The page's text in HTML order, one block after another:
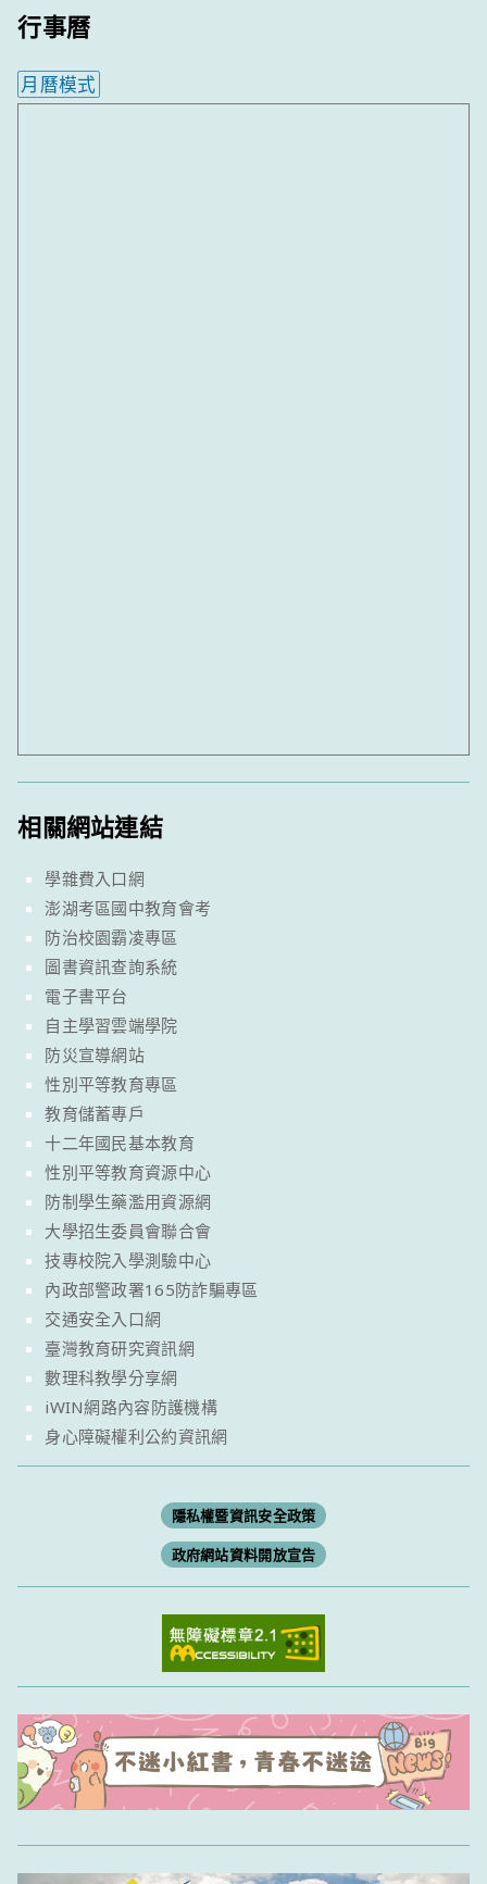
行事曆
月曆模式
相關網站連結
學雜費入口網
澎湖考區國中教育會考
防治校園霸凌專區
圖書資訊查詢系統
電子書平台
自主學習雲端學院
防災宣導網站
性別平等教育專區
教育儲蓄專戶
十二年國民基本教育
性別平等教育資源中心
防制學生藥濫用資源網
大學招生委員會聯合會
技專校院入學測驗中心
內政部警政署165防詐騙專區
交通安全入口網
臺灣教育研究資訊網
數理科教學分享網
iWIN網路內容防護機構
身心障礙權利公約資訊網
隱私權暨資訊安全政策
政府網站資料開放宣告